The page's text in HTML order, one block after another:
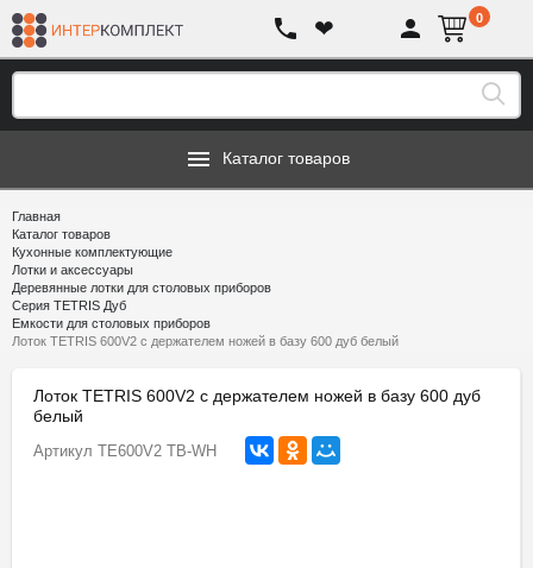
❤ 0
Каталог товаров
Главная
Каталог товаров
Кухонные комплектующие
Лотки и аксессуары
Деревянные лотки для столовых приборов
Серия TETRIS Дуб
Емкости для столовых приборов
Лоток TETRIS 600V2 с держателем ножей в базу 600 дуб белый
Лоток TETRIS 600V2 с держателем ножей в базу 600 дуб
белый
Артикул TE600V2 TB-WH